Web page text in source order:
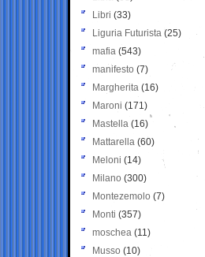
Libri (33)
Liguria Futurista (25)
mafia (543)
manifesto (7)
Margherita (16)
Maroni (171)
Mastella (16)
Mattarella (60)
Meloni (14)
Milano (300)
Montezemolo (7)
Monti (357)
moschea (11)
Musso (10)